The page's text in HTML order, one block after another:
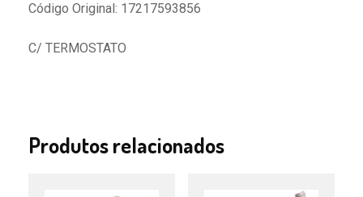
Código Original: 17217593856
C/ TERMOSTATO
Produtos relacionados